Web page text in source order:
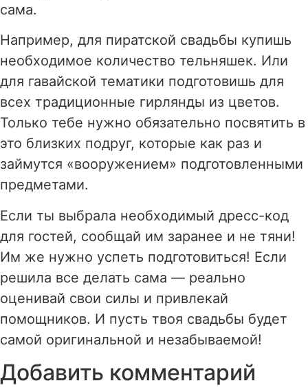
сама.
Например, для пиратской свадьбы купишь
необходимое количество тельняшек. Или
для гавайской тематики подготовишь для
всех традиционные гирлянды из цветов.
Только тебе нужно обязательно посвятить в
это близких подруг, которые как раз и
займутся «вооружением» подготовленными
предметами.
Если ты выбрала необходимый дресс-код
для гостей, сообщай им заранее и не тяни!
Им же нужно успеть подготовиться! Если
решила все делать сама — реально
оценивай свои силы и привлекай
помощников. И пусть твоя свадьбы будет
самой оригинальной и незабываемой!
Добавить комментарий